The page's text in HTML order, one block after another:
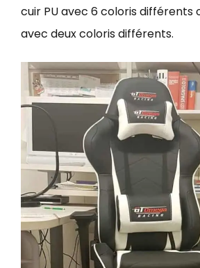
cuir PU avec 6 coloris différents
avec deux coloris différents.